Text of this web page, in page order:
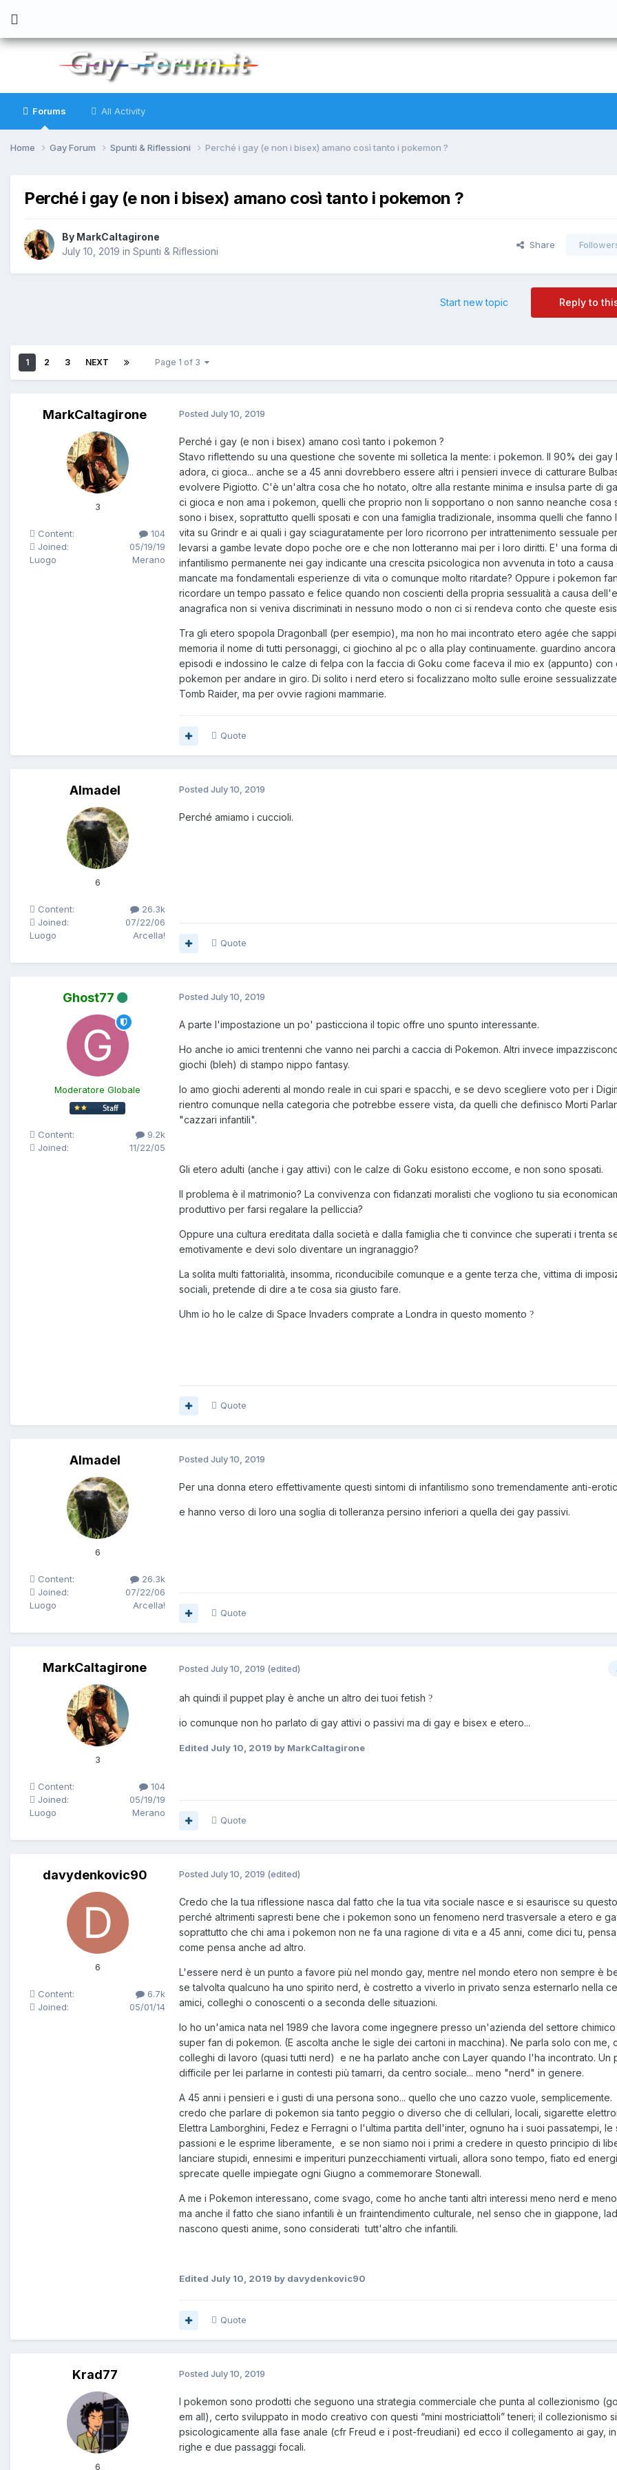
Forums All Activity
Home Gay Forum Spunti & Riflessioni Perché i gay (e non i bisex) amano così tanto i pokemon ?
Perché i gay (e non i bisex) amano così tanto i pokemon ?
By MarkCaltagirone
July 10, 2019 in Spunti & Riflessioni
Share
Reply to
Start new topic
1 2 3 NEXT Page 1 of 3
MarkCaltagirone
3
Content:
104
Joined:
05/19/19
Luogo
Merano
Posted July 10, 2019
Perché i gay (e non i bisex) amano così tanto i pokemon ?
Stavo riflettendo su una questione che sovente mi solletica la mente: i pokemon. Il 90% dei gay
adora, ci gioca... anche se a 45 anni dovrebbero essere altri i pensieri invece di catturare
evolvere Pigiotto. C'è un'altra cosa che ho notato, oltre alla restante minima e insulsa parte di
ci gioca e non ama i pokemon, quelli che proprio non li sopportano o non sanno neanche cosa
sono i bisex, soprattutto quelli sposati e con una famiglia tradizionale, insomma quelli che fanno
vita su Grindr e ai quali i gay sciaguratamente per loro ricorrono per intrattenimento sessuale
levarsi a gambe levate dopo poche ore e che non lotteranno mai per i loro diritti. E' una forma di
infantilismo permanente nei gay indicante una crescita psicologica non avvenuta in toto a causa
mancate ma fondamentali esperienze di vita o comunque molto ritardate? Oppure i pokemon
ricordare un tempo passato e felice quando non coscienti della propria sessualità a causa
anagrafica non si veniva discriminati in nessuno modo o non ci si rendeva conto che queste
Tra gli etero spopola Dragonball (per esempio), ma non ho mai incontrato etero agée che
memoria il nome di tutti personaggi, ci giochino al pc o alla play continuamente. guardino ancora
episodi e indossino le calze di felpa con la faccia di Goku come faceva il mio ex (appunto) con
pokemon per andare in giro. Di solito i nerd etero si focalizzano molto sulle eroine
Tomb Raider, ma per ovvie ragioni mammarie.
Quote
Almadel
6
Content:
26.3k
Joined:
07/22/06
Luogo
Arcella!
Posted July 10, 2019
Perché amiamo i cuccioli.
Quote
Ghost77
Moderatore Globale
Content:
9.2k
Joined:
11/22/05
Posted July 10, 2019
A parte l'impostazione un po' pasticciona il topic offre uno spunto interessante.
Ho anche io amici trentenni che vanno nei parchi a caccia di Pokemon. Altri invece
giochi (bleh) di stampo nippo fantasy.
Io amo giochi aderenti al mondo reale in cui spari e spacchi, e se devo scegliere voto per i
rientro comunque nella categoria che potrebbe essere vista, da quelli che definisco Morti
"cazzari infantili".
Gli etero adulti (anche i gay attivi) con le calze di Goku esistono eccome, e non sono sposati.
Il problema è il matrimonio? La convivenza con fidanzati moralisti che vogliono tu sia
produttivo per farsi regalare la pelliccia?
Oppure una cultura ereditata dalla società e dalla famiglia che ti convince che superati i trenta
emotivamente e devi solo diventare un ingranaggio?
La solita multi fattorialità, insomma, riconducibile comunque e a gente terza che, vittima di
sociali, pretende di dire a te cosa sia giusto fare.
Uhm io ho le calze di Space Invaders comprate a Londra in questo momento ?
Quote
Almadel
6
Content:
26.3k
Joined:
07/22/06
Luogo
Arcella!
Posted July 10, 2019
Per una donna etero effettivamente questi sintomi di infantilismo sono tremendamente anti-
e hanno verso di loro una soglia di tolleranza persino inferiori a quella dei gay passivi.
Quote
MarkCaltagirone
3
Content:
104
Joined:
05/19/19
Luogo
Merano
Posted July 10, 2019 (edited)
ah quindi il puppet play è anche un altro dei tuoi fetish ?
io comunque non ho parlato di gay attivi o passivi ma di gay e bisex e etero...
Edited July 10, 2019 by MarkCaltagirone
Quote
davydenkovic90
6
Content:
6.7k
Joined:
05/01/14
Posted July 10, 2019 (edited)
Credo che la tua riflessione nasca dal fatto che la tua vita sociale nasce e si esaurisce su questo
perché altrimenti sapresti bene che i pokemon sono un fenomeno nerd trasversale a etero e
soprattutto che chi ama i pokemon non ne fa una ragione di vita e a 45 anni, come dici tu, pensa
come pensa anche ad altro.
L'essere nerd è un punto a favore più nel mondo gay, mentre nel mondo etero non sempre è
se talvolta qualcuno ha uno spirito nerd, è costretto a viverlo in privato senza esternarlo nella
amici, colleghi o conoscenti o a seconda delle situazioni.
Io ho un'amica nata nel 1989 che lavora come ingegnere presso un'azienda del settore
super fan di pokemon. (E ascolta anche le sigle dei cartoni in macchina). Ne parla solo con me,
colleghi di lavoro (quasi tutti nerd) e ne ha parlato anche con Layer quando l'ha incontrato. Un
difficile per lei parlarne in contesti più tamarri, da centro sociale... meno "nerd" in genere.
A 45 anni i pensieri e i gusti di una persona sono... quello che uno cazzo vuole, semplicemente.
credo che parlare di pokemon sia tanto peggio o diverso che di cellulari, locali, sigarette
Elettra Lamborghini, Fedez e Ferragni o l'ultima partita dell'inter, ognuno ha i suoi passatempi, le
passioni e le esprime liberamente, e se non siamo noi i primi a credere in questo principio di
lanciare stupidi, ennesimi e imperituri punzecchiamenti virtuali, allora sono tempo, fiato ed
sprecate quelle impiegate ogni Giugno a commemorare Stonewall.
A me i Pokemon interessano, come svago, come ho anche tanti altri interessi meno nerd e meno
ma anche il fatto che siano infantili è un fraintendimento culturale, nel senso che in giappone,
nascono questi anime, sono considerati tutt'altro che infantili.
Edited July 10, 2019 by davydenkovic90
Quote
Krad77
6
Posted July 10, 2019
I pokemon sono prodotti che seguono una strategia commerciale che punta al collezionismo
em all), certo sviluppato in modo creativo con questi “mini mostriciattoli” teneri; il collezionismo
psicologicamente alla fase anale (cfr Freud e i post-freudiani) ed ecco il collegamento ai gay,
righe e due passaggi focali.